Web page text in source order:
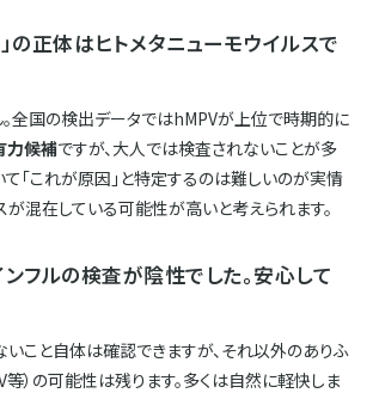
の正体はヒトメタニューモウイルスで
全国の検出データではhMPVが上位で時期的に
力候補ですが、大人では検査されないことが多
て「これが原因」と特定するのは難しいのが実情
が混在している可能性が高いと考えられます。
フルの検査が陰性でした。安心して
いこと自体は確認できますが、それ以外のありふ
等）の可能性は残ります。多くは自然に軽快しま